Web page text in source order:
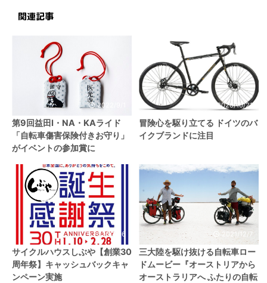
関連記事
2022/9/1
第9回益田I・NA・KAライド
「自転車傷害保険付きお守り」
がイベントの参加賞に
2020/10/21
冒険心を駆り立てる ドイツのバ
イクブランドに注目
2026/1/26
サイクルハウスしぶや【創業30
周年祭】キャッシュバックキャ
ンペーン実施
2021/12/7
三大陸を駆け抜ける自転車ロー
ドムービー『オーストリアから
オーストラリアへ ふたりの自転